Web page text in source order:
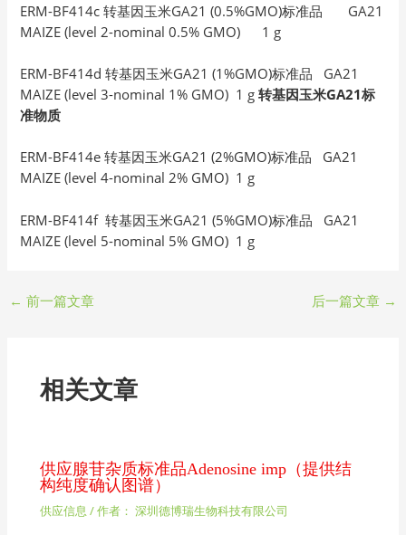
ERM-BF414c 转基因玉米GA21 (0.5%GMO)标准品 GA21
MAIZE (level 2-nominal 0.5% GMO) 1 g
ERM-BF414d 转基因玉米GA21 (1%GMO)标准品 GA21
MAIZE (level 3-nominal 1% GMO) 1 g转基因玉米GA21标
准物质
ERM-BF414e 转基因玉米GA21 (2%GMO)标准品 GA21
MAIZE (level 4-nominal 2% GMO) 1 g
ERM-BF414f 转基因玉米GA21 (5%GMO)标准品 GA21
MAIZE (level 5-nominal 5% GMO) 1 g
← 前一篇文章 后一篇文章 →
相关文章
供应腺苷杂质标准品Adenosine imp（提供结
构纯度确认图谱）
供应信息 / 作者： 深圳德博瑞生物科技有限公司